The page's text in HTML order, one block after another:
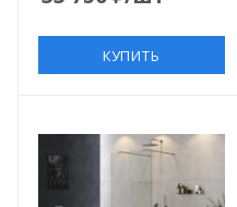
КУПИТЬ